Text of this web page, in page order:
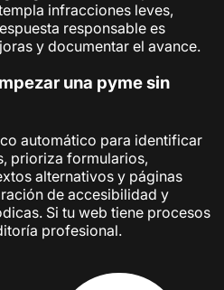
infracciones leves,
responsable es
y documentar el avance.
una pyme sin
automático para identificar
prioriza formularios,
alternativos y páginas
de accesibilidad y
Si tu web tiene procesos
profesional.